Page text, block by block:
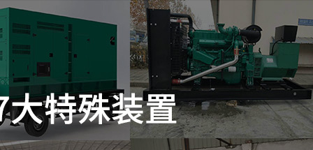
户案例 合作客户
企业动态 行业资讯 客户答疑
售后服务 维修保养